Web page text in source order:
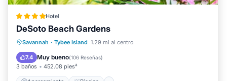
Hotel
DeSoto Beach Gardens
Savannah · Tybee Island 1.29 mi al centro
7.4 Muy bueno(106 Reseñas)
3 baños 452.08 pies²
Aparcamiento
Piscina
Balcón/Terraza